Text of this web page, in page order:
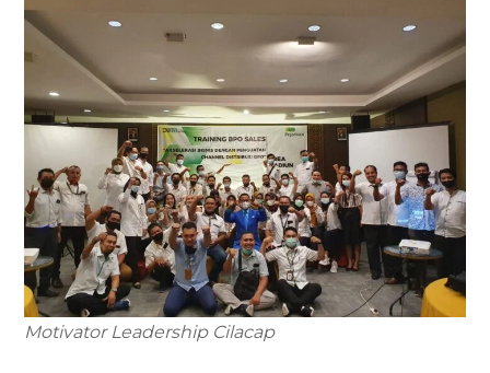
Motivator Leadership Cilacap